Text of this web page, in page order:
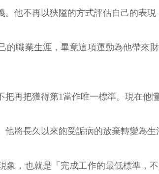
他不再以狹隘的方式評估自己的表現
的職業生涯，畢竟這項運動為他帶來
再把獲得第1當作唯一標準。現在他
將長久以來飽受詬病的放棄轉變為
象，也就是「完成工作的最低標準